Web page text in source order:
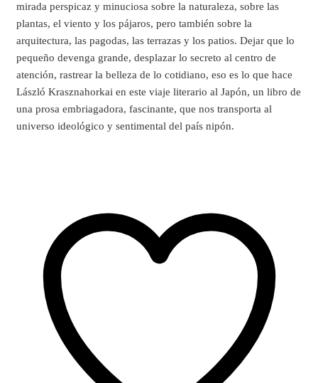
mirada perspicaz y minuciosa sobre la naturaleza, sobre las
plantas, el viento y los pájaros, pero también sobre la
arquitectura, las pagodas, las terrazas y los patios. Dejar que lo
pequeño devenga grande, desplazar lo secreto al centro de
atención, rastrear la belleza de lo cotidiano, eso es lo que hace
László Krasznahorkai en este viaje literario al Japón, un libro de
una prosa embriagadora, fascinante, que nos transporta al
universo ideológico y sentimental del país nipón.